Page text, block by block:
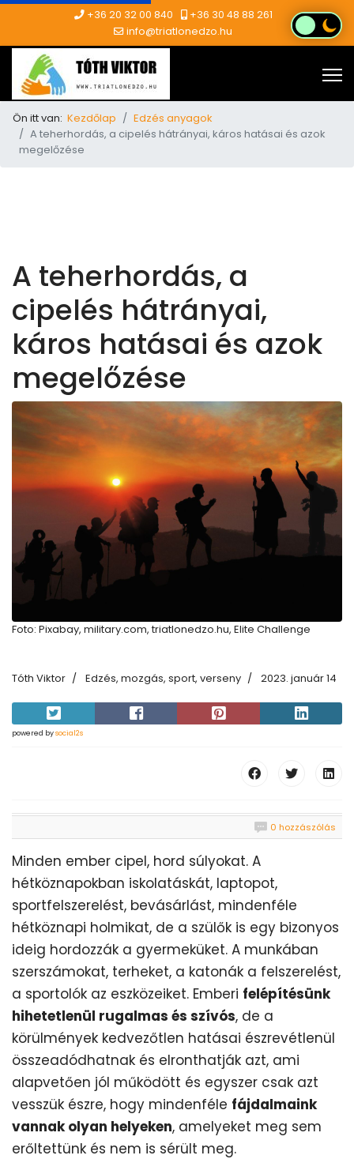
+36 20 32 00 840
+36 30 48 88 261
info@triatlonedzo.hu
Ön itt van: Kezdőlap
Edzés anyagok
A teherhordás, a cipelés hátrányai, káros hatásai és azok
megelőzése
A teherhordás, a
cipelés hátrányai,
káros hatásai és azok
megelőzése
Foto: Pixabay, military.com, triatlonedzo.hu, Elite Challenge
Tóth Viktor Edzés, mozgás, sport, verseny 2023. január 14
powered bysocial2s
0 hozzászólás
Minden ember cipel, hord súlyokat. A
hétköznapokban iskolatáskát, laptopot,
sportfelszerelést, bevásárlást, mindenféle
hétköznapi holmikat, de a szülők is egy bizonyos
ideig hordozzák a gyermeküket. A munkában
szerszámokat, terheket, a katonák a felszerelést,
a sportolók az eszközeiket. Emberi felépítésünk
hihetetlenül rugalmas és szívós, de a
körülmények kedvezőtlen hatásai észrevétlenül
összeadódhatnak és elronthatják azt, ami
alapvetően jól működött és egyszer csak azt
vesszük észre, hogy mindenféle fájdalmaink
vannak olyan helyeken, amelyeket meg sem
erőltettünk és nem is sérült meg.